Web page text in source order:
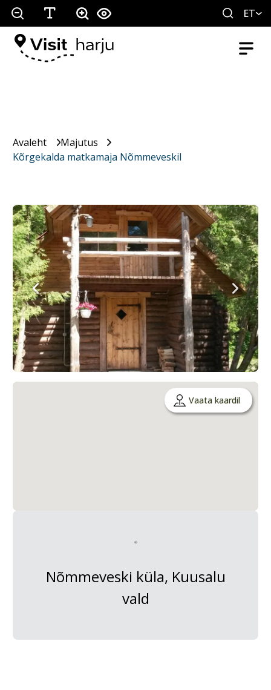
ET
Avaleht
Majutus
Kõrgekalda matkamaja Nõmmeveskil
Vaata kaardil
Nõmmeveski küla, Kuusalu
vald